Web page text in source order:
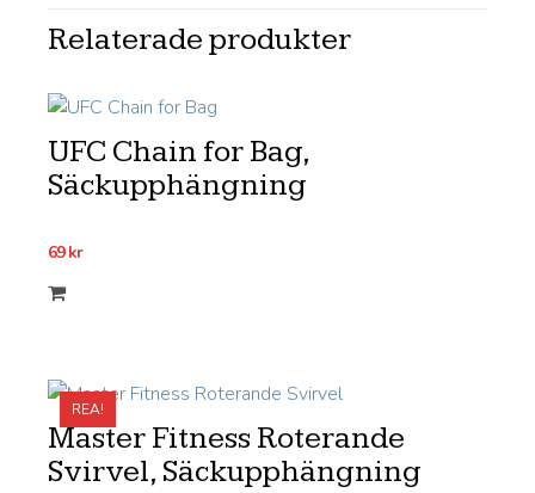
Relaterade produkter
UFC Chain for Bag,
Säckupphängning
69kr
REA!
Master Fitness Roterande
Svirvel, Säckupphängning